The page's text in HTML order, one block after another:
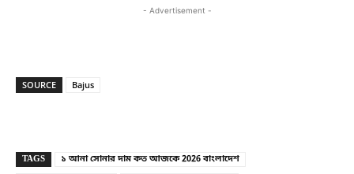
- Advertisement -
SOURCE Bajus
TAGS
১ আনা সোনার দাম কত আজকে 2026 বাংলাদেশ